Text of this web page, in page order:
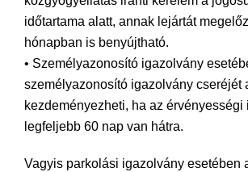
időtartama alatt, annak lejártát
hónapban is benyújtható.
• Személyazonosító igazolvány
személyazonosító igazolvány cseréjét
kezdeményezheti, ha az érvényességi
legfeljebb 60 nap van hátra.
Vagyis parkolási igazolvány esetében